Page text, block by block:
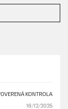
OVERENÁ KONTROLA
16/12/2025